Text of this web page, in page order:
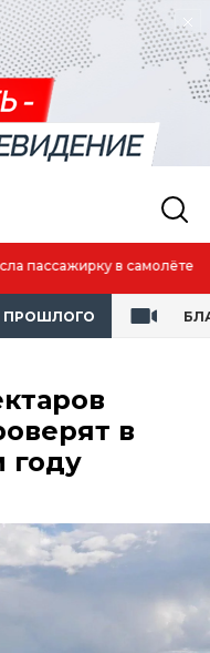
России по лёгкой
ПРОШЛОГО
в
году